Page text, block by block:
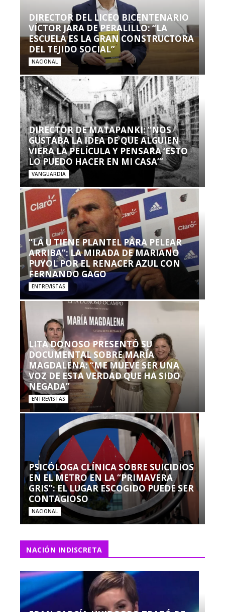
DIRECTOR DEL LICEO BICENTENARIO
VÍCTOR JARA DE PERALILLO: “LA
ESCUELA ES LA GRAN CONSTRUCTORA
DEL TEJIDO SOCIAL”
NACIONAL
DIRECTOR DE MATAPANKI: “NOS
GUSTABA LA IDEA DE QUE ALGUIEN
VIERA LA PELÍCULA Y PENSARA ‘ESTO
LO PUEDO HACER EN MI CASA’”
VANGUARDIA
“LA U TIENE PLANTEL PARA PELEAR
ARRIBA”: LA MIRADA DE MARIANO
PUYOL POR EL RENACER AZUL CON
FERNANDO GAGO
ENTREVISTAS
LITA DONOSO PRESENTÓ SU
DOCUMENTAL SOBRE MARÍA
MAGDALENA: “ME MUEVE SER UNA
VOZ DE ESTA VERDAD QUE HA SIDO
NEGADA”
ENTREVISTAS
PSICÓLOGA CLÍNICA SOBRE SUICIDIOS
EN EL METRO EN LA “PRIMAVERA
GRIS”: EL LUGAR ESCOGIDO PUEDE SER
CONTAGIOSO
NACIONAL
NACIÓN INDISCRETA